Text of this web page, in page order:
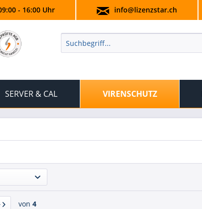
- 16:00 Uhr info@lizenzstar.ch
SERVER & CAL VIRENSCHUTZ
von 4